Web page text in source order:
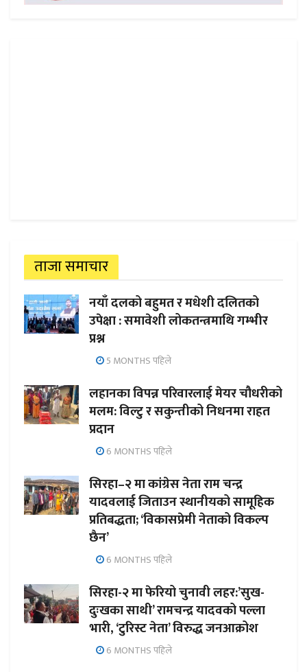
ताजा समाचार
नयाँ दलको बहुमत र मधेशी दलितको
उपेक्षा : समावेशी लोकतन्त्रमाथि गम्भीर
प्रश्न
5 MONTHS पहिले
लहानका विपन्न परिवारलाई मेयर चौधरीको
मलम: विल्टु र सकुन्तीको निधनमा राहत
प्रदान
6 MONTHS पहिले
सिरहा–२ मा कांग्रेस नेता राम चन्द्र
यादवलाई जिताउन स्थानीयको सामूहिक
प्रतिबद्धता; ‘विकासप्रेमी नेताको विकल्प
छैन’
6 MONTHS पहिले
सिरहा-२ मा फेरियो चुनावी लहर:’सुख-
दुःखका साथी’ रामचन्द्र यादवको पल्ला
भारी, ‘टुरिस्ट नेता’ विरुद्ध जनआक्रोश
6 MONTHS पहिले